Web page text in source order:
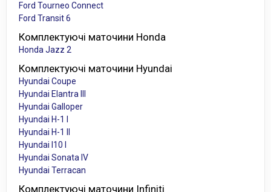
Ford Tourneo Connect
Ford Transit 6
Комплектуючі маточини Honda
Honda Jazz 2
Комплектуючі маточини Hyundai
Hyundai Coupe
Hyundai Elantra III
Hyundai Galloper
Hyundai H-1 I
Hyundai H-1 II
Hyundai I10 I
Hyundai Sonata IV
Hyundai Terracan
Комплектуючі маточини Infiniti